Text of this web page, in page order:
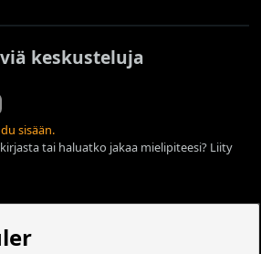
keskusteluja
sisään.
tai haluatko jakaa mielipiteesi? Liity